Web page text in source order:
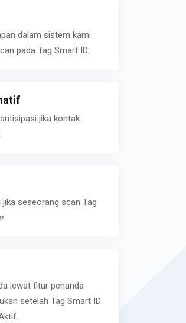
dalam sistem kami
pada Tag Smart ID.
jika kontak
seseorang scan Tag
.
lewat fitur penanda
setelah Tag Smart ID